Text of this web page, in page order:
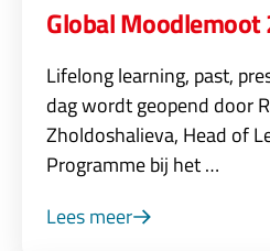
Global Moodlemoot
Lifelong learning, past,
dag wordt geopend door
Zholdoshalieva, Head of
Programme bij het …
Lees meer